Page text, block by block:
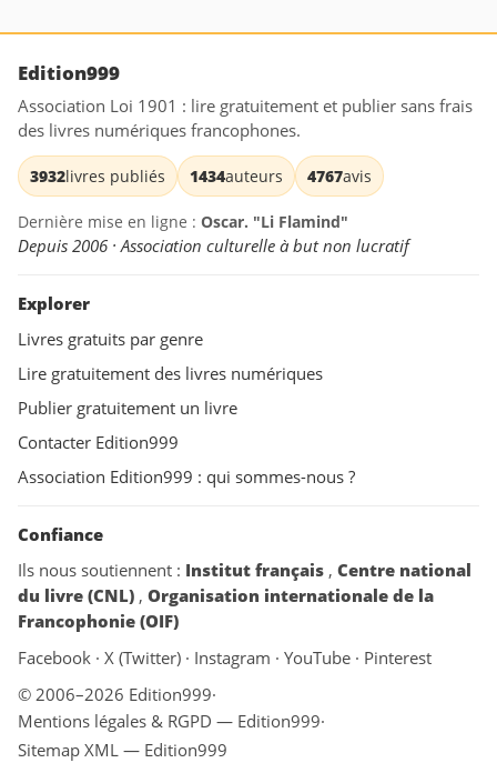
Edition999
Association Loi 1901 : lire gratuitement et publier sans frais
des livres numériques francophones.
3932livres publiés 1434auteurs 4767avis
Dernière mise en ligne : Oscar. "Li Flamind"
Depuis 2006 · Association culturelle à but non lucratif
Explorer
Livres gratuits par genre
Lire gratuitement des livres numériques
Publier gratuitement un livre
Contacter Edition999
Association Edition999 : qui sommes-nous ?
Confiance
Ils nous soutiennent : Institut français , Centre national
du livre (CNL) , Organisation internationale de la
Francophonie (OIF)
Facebook · X (Twitter) · Instagram · YouTube · Pinterest
© 2006–2026 Edition999·
Mentions légales & RGPD — Edition999·
Sitemap XML — Edition999